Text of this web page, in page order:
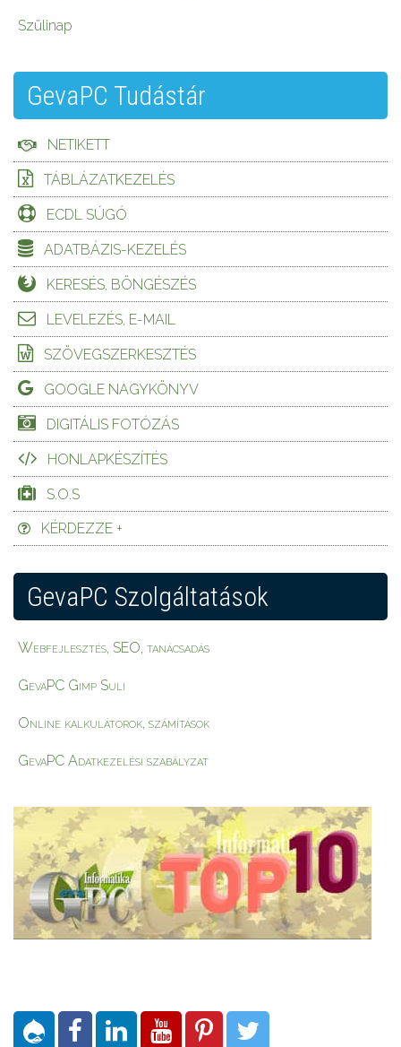
Szülinap
GevaPC Tudástár
NETIKETT
TÁBLÁZATKEZELÉS
ECDL SÚGÓ
ADATBÁZIS-KEZELÉS
KERESÉS, BÖNGÉSZÉS
LEVELEZÉS, E-MAIL
SZÖVEGSZERKESZTÉS
GOOGLE NAGYKÖNYV
DIGITÁLIS FOTÓZÁS
HONLAPKÉSZÍTÉS
S.O.S
KÉRDEZZE +
GevaPC Szolgáltatások
Webfejlesztés, SEO, tanácsadás
GevaPC Gimp Suli
Online kalkulátorok, számítások
GevaPC Adatkezelési szabályzat